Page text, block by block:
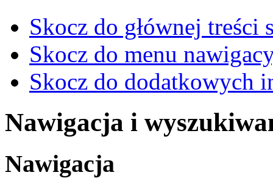
Skocz do głównej treści
Skocz do menu
Skocz do dodatkowych
Nawigacja i
Nawigacja